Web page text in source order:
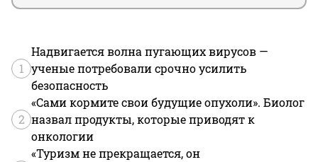
1
Надвигается волна пугающих вирусов —
ученые потребовали срочно усилить
безопасность
2
«Сами кормите свои будущие опухоли». Биолог
назвал продукты, которые приводят к
онкологии
«Туризм не прекращается, он